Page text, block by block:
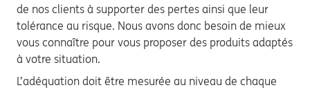
de nos clients à supporter des pertes ainsi que leur
tolérance au risque. Nous avons donc besoin de mieux
vous connaître pour vous proposer des produits adaptés
à votre situation.
L’adéquation doit être mesurée au niveau de chaque